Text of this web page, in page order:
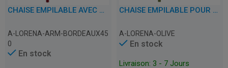
CHAISE EMPILABLE AVEC ACCOUDOIRS POUR TERRASSE, CAFÉ, RESTAURANT ET HORECA – LORENA – PLASTIQUE
A-LORENA-ARM-BORDEAUX45
0
En stock
CHAISE EMPILABLE POUR TERRASSE, CAFÉ, RESTAURANT ET HORECA – LORENA – PLASTIQUE
A-LORENA-OLIVE
En stock
Livraison: 3 - 7 Jours